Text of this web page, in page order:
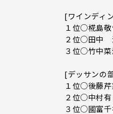
[ワインディ
１位○椛島
２位○田中
３位○竹中
[デッサンの
１位○後藤
２位○中村
３位○國富